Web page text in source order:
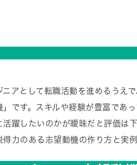
ニアとして転職活動を進めるうえ
」です。スキルや経験が豊富であ
活躍したいのかが曖昧だと評価は
得力のある志望動機の作り方と実例